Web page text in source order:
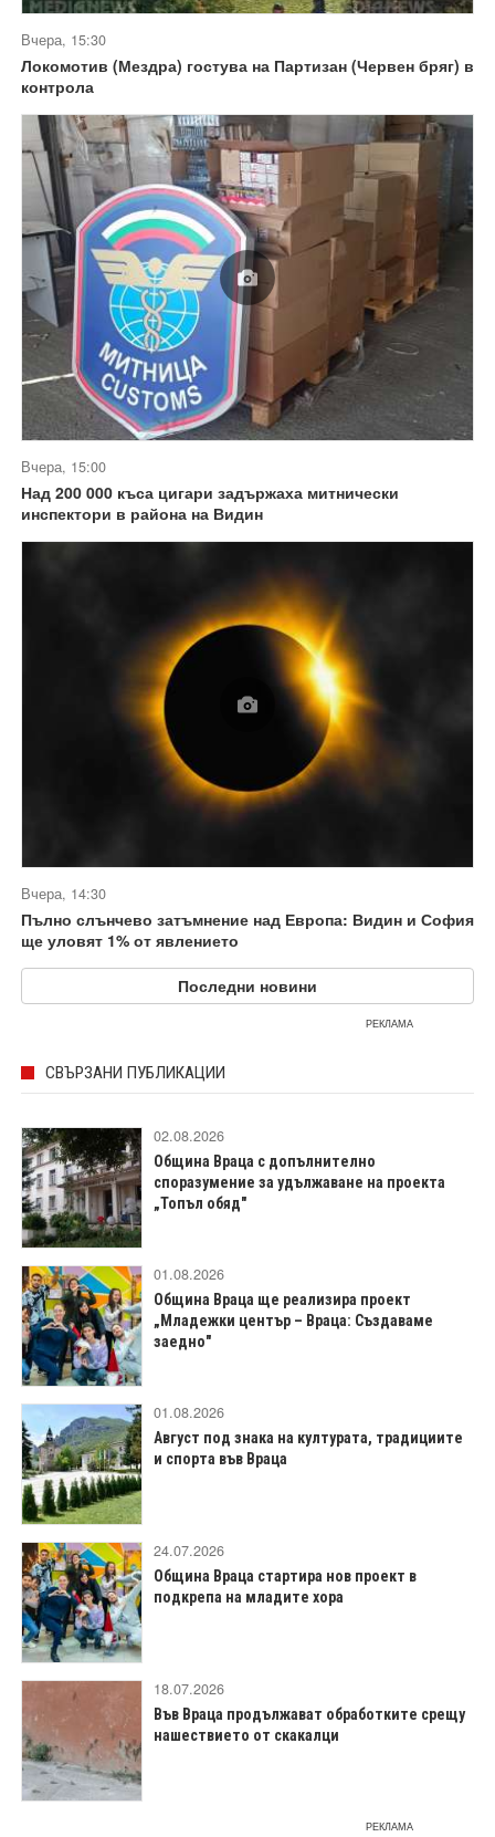
Вчера, 15:30
Локомотив (Мездра) гостува на Партизан (Червен бряг) в
контрола
Вчера, 15:00
Над 200 000 къса цигари задържаха митнически
инспектори в района на Видин
Вчера, 14:30
Пълно слънчево затъмнение над Европа: Видин и София
ще уловят 1% от явлението
Последни новини
РЕКЛАМА
СВЪРЗАНИ ПУБЛИКАЦИИ
02.08.2026
Община Враца с допълнително
споразумение за удължаване на проекта
„Топъл обяд"
01.08.2026
Община Враца ще реализира проект
„Младежки център – Враца: Създаваме
заедно"
01.08.2026
Август под знака на културата, традициите
и спорта във Враца
24.07.2026
Община Враца стартира нов проект в
подкрепа на младите хора
18.07.2026
Във Враца продължават обработките срещу
нашествието от скакалци
РЕКЛАМА